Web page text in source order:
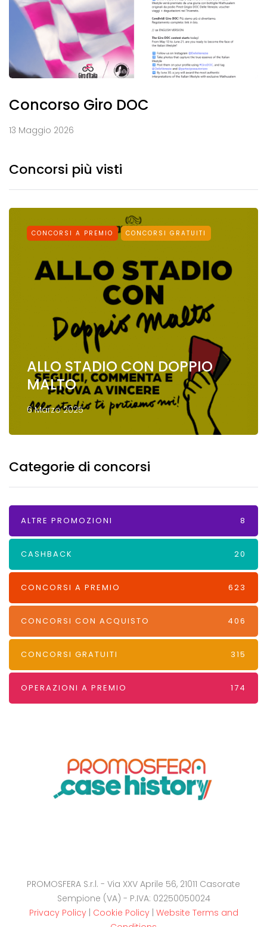
Concorso Giro DOC
13 Maggio 2026
Concorsi più visti
CONCORSI A PREMIO CONCORSI GRATUITI
ALLO STADIO CON DOPPIO
MALTO
6 Marzo 2025
Categorie di concorsi
ALTRE PROMOZIONI 8
CASHBACK 20
CONCORSI A PREMIO 623
CONCORSI CON ACQUISTO 406
CONCORSI GRATUITI 315
OPERAZIONI A PREMIO 174
PROMOSFERA S.r.l. - Via XXV Aprile 56, 21011 Casorate
Sempione (VA) - P.IVA: 02250050024
Privacy Policy| Cookie Policy| Website Terms and